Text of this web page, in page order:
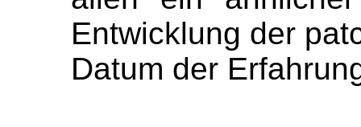
Entwicklung der
Datum der